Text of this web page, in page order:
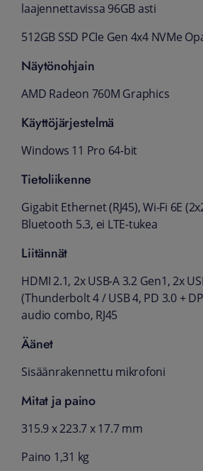
laajennettavissa 96GB asti
512GB SSD PCIe Gen 4x4 NVMe
Näytönohjain
AMD Radeon 760M Graphics
Käyttöjärjestelmä
Windows 11 Pro 64-bit
Tietoliikenne
Gigabit Ethernet (RJ45), Wi-Fi 6E
Bluetooth 5.3, ei LTE-tukea
Liitännät
HDMI 2.1, 2x USB-A 3.2 Gen1, 2x
(Thunderbolt 4 / USB 4, PD 3.0 +
audio combo, RJ45
Äänet
Sisäänrakennettu mikrofoni
Mitat ja paino
315.9 x 223.7 x 17.7 mm
Paino 1,31 kg